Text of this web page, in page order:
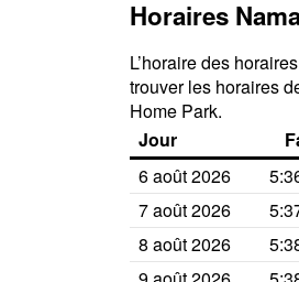
Horaires
L’horaire des
trouver les horaires
Home Park.
Jour
6 août 2026
7 août 2026
8 août 2026